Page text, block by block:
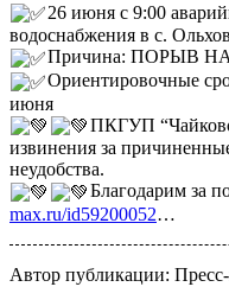
26 июня с 9:00
водоснабжения в с.
Причина: ПОРЫВ
Ориентировочные
июня
ПКГУП
извинения за
неудобства.
Благодарим за
max.ru/id59200052…
Автор публикации: